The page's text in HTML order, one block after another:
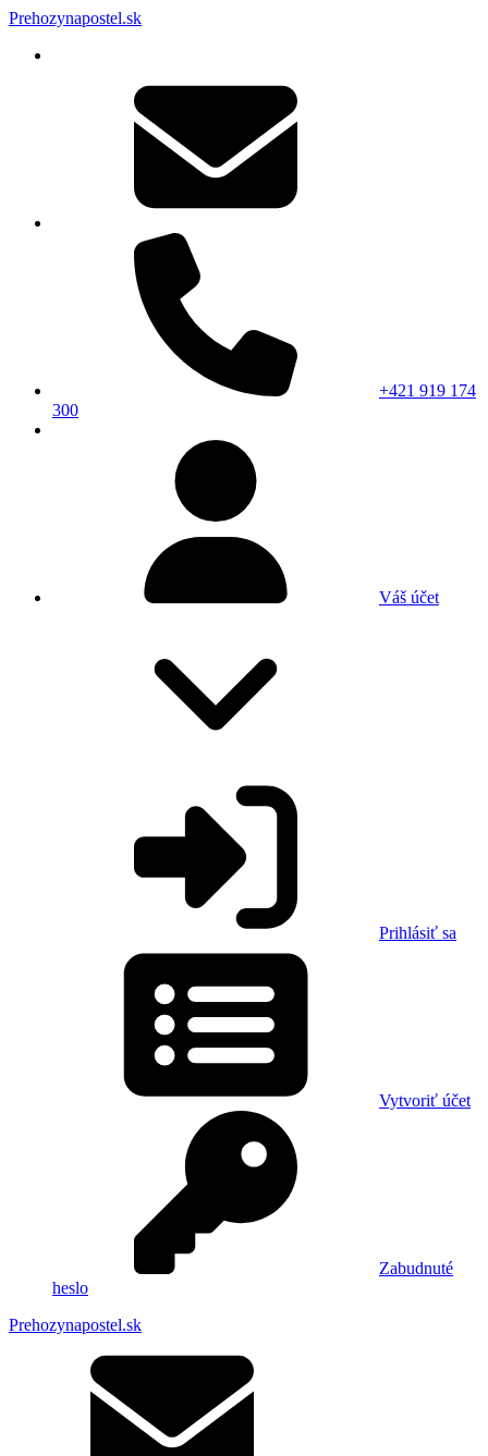
Prehozynapostel.sk
+421 919 174
300
Váš účet
Prihlásiť sa
Vytvoriť účet
Zabudnuté
heslo
Prehozynapostel.sk